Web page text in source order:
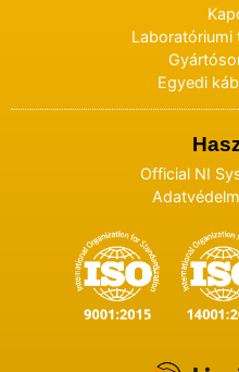
Laboratóriumi
Egyedi
Official NI